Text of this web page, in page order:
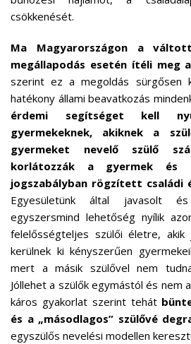
csökkenését.
Ma Magyarországon a
megállapodás esetén ítéli meg
szerint ez a megoldás sürgősen
hatékony állami beavatkozás
érdemi segítséget kell
gyermekeknek, akiknek a
gyermeket nevelő szülő
korlátozzák a gyermek
jogszabályban rögzített családi
Egyesületünk által javasolt
egyszersmind lehetőség nyílik
felelősségteljes szülői életre,
kerülnek ki kényszerűen
mert a másik szülővel nem
Jóllehet a szülők egymástól és nem
káros gyakorlat szerint tehát
és a „másodlagos” szülővé
egyszülős nevelési modellen